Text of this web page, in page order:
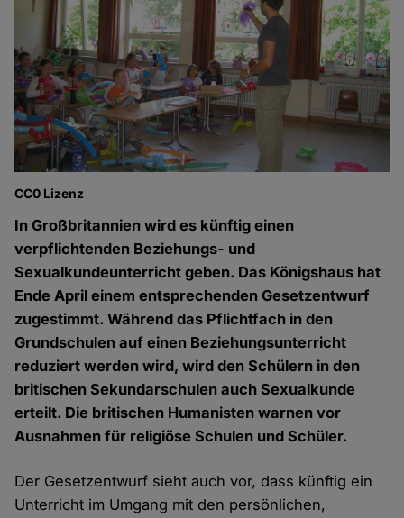
CC0 Lizenz
In Großbritannien wird es künftig einen
verpflichtenden Beziehungs- und
Sexualkundeunterricht geben. Das Königshaus hat
Ende April einem entsprechenden Gesetzentwurf
zugestimmt. Während das Pflichtfach in den
Grundschulen auf einen Beziehungsunterricht
reduziert werden wird, wird den Schülern in den
britischen Sekundarschulen auch Sexualkunde
erteilt. Die britischen Humanisten warnen vor
Ausnahmen für religiöse Schulen und Schüler.
Der Gesetzentwurf sieht auch vor, dass künftig ein
Unterricht im Umgang mit den persönlichen,